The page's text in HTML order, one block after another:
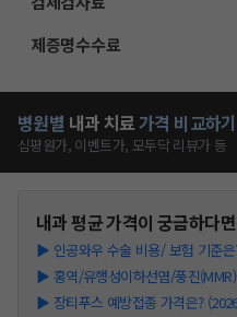
제증명수수료
병원별 내과 치료가격 비교하기
심평원가, 이벤트가, 모두닥 리뷰가 등
내과평균 가격이 궁금하다
▶ 인공와우 수술 비용/ 보험 기준
▶ 홍역/유행성이하선염/풍진
▶ 장티푸스 예방접종 가격은?